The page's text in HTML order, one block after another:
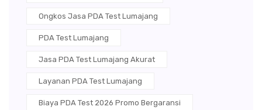
Ongkos Jasa PDA Test Lumajang
PDA Test Lumajang
Jasa PDA Test Lumajang Akurat
Layanan PDA Test Lumajang
Biaya PDA Test 2026 Promo Bergaransi